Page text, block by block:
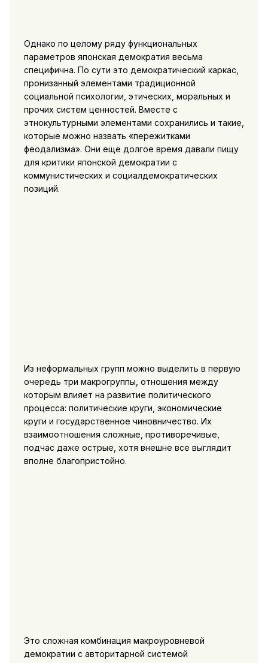
Однако по целому ряду функциональных
параметров японская демократия весьма
специфична. По сути это демократический каркас,
пронизанный элементами традиционной
социальной психологии, этических, моральных и
прочих систем ценностей. Вместе с
этнокультурными элементами сохранились и такие,
которые можно назвать «пережитками
феодализма». Они еще долгое время давали пищу
для критики японской демократии с
коммунистических и социалдемократических
позиций.
Из неформальных групп можно выделить в первую
очередь три макрогруппы, отношения между
которым влияет на развитие политического
процесса: политические круги, экономические
круги и государственное чиновничество. Их
взаимоотношения сложные, противоречивые,
подчас даже острые, хотя внешне все выглядит
вполне благопристойно.
Это сложная комбинация макроуровневой
демократии с авторитарной системой